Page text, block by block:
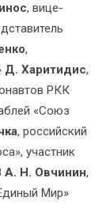
, вице-
,
Д. Харитидис,
РКК
«Союз
, российский
участник
А. Н. Овчинин,
Мир»